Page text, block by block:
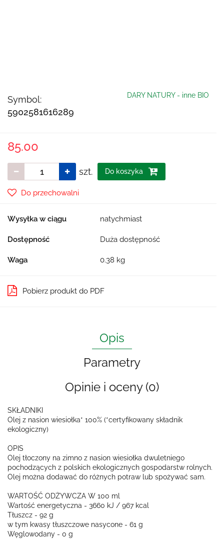
Symbol:
5902581616289
DARY NATURY - inne BIO
85.00
szt. Do koszyka
Do przechowalni
Wysyłka w ciągu natychmiast
Dostępność Duża dostępność
Waga 0.38 kg
Pobierz produkt do PDF
Opis
Parametry
Opinie i oceny (0)
SKŁADNIKI
Olej z nasion wiesiołka* 100% (*certyfikowany składnik
ekologiczny)
OPIS
Olej tłoczony na zimno z nasion wiesiołka dwuletniego
pochodzących z polskich ekologicznych gospodarstw rolnych.
Olej można dodawać do różnych potraw lub spożywać sam.
WARTOŚĆ ODŻYWCZA W 100 ml
Wartość energetyczna - 3660 kJ / 967 kcal
Tłuszcz - 92 g
w tym kwasy tłuszczowe nasycone - 61 g
Węglowodany - 0 g